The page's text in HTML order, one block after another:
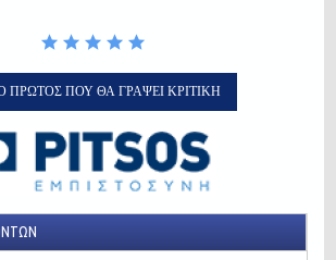
ΠΡΏΤΟΣ ΠΟΥ ΘΑ ΓΡΆΨΕΙ ΚΡΙΤΙΚΉ